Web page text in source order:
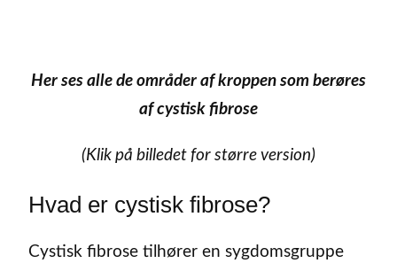
Her ses alle de områder af kroppen som berøres
af cystisk fibrose
(Klik på billedet for større version)
Hvad er cystisk fibrose?
Cystisk fibrose tilhører en sygdomsgruppe